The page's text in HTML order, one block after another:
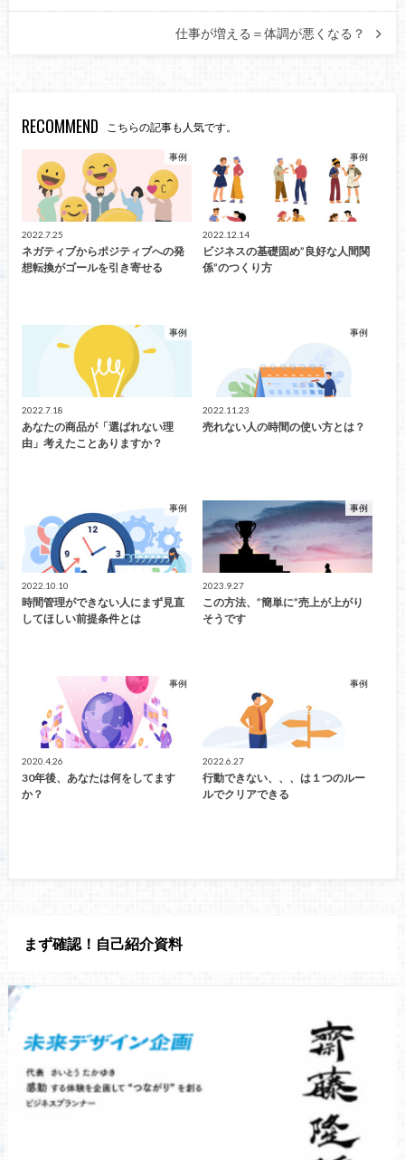
仕事が増える＝体調が悪くなる？
RECOMMEND こちらの記事も人気です。
事例
2022.7.25
ネガティブからポジティブへの発
想転換がゴールを引き寄せる
事例
2022.12.14
ビジネスの基礎固め”良好な人間関
係”のつくり方
事例
2022.7.18
あなたの商品が「選ばれない理
由」考えたことありますか？
事例
2022.11.23
売れない人の時間の使い方とは？
事例
2022.10.10
時間管理ができない人にまず見直
してほしい前提条件とは
事例
2023.9.27
この方法、”簡単に”売上が上がり
そうです
事例
2020.4.26
30年後、あなたは何をしてます
か？
事例
2022.6.27
行動できない、、、は１つのルー
ルでクリアできる
まず確認！自己紹介資料